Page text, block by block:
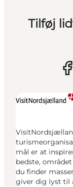
Tilføj
mål er at
bedste,
du finder
giver dig lyst til